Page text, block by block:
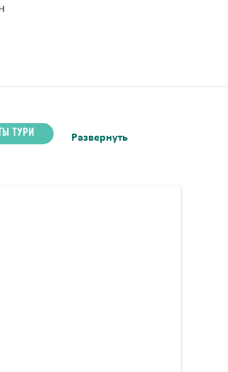
Развернуть
Тури